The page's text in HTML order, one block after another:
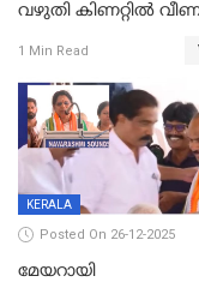
വഴുതി കിണറ്റിൽ
ദാരുണാന്ത്യം
1 Min Read
KERALA
Posted On 26-12-2025
മേയറായി